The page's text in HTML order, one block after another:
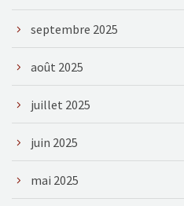
septembre 2025
août 2025
juillet 2025
juin 2025
mai 2025